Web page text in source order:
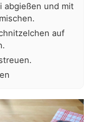
abgießen und mit
auf